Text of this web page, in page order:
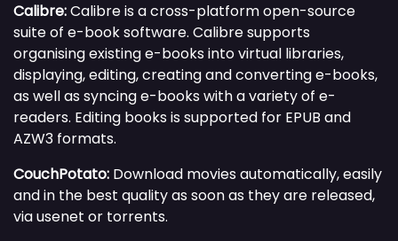
Calibre:Calibre is a cross-platform open-source
suite of e-book software. Calibre supports
organising existing e-books into virtual libraries,
displaying, editing, creating and converting e-books,
as well as syncing e-books with a variety of e-
readers. Editing books is supported for EPUB and
AZW3 formats.
CouchPotato: Download movies automatically, easily
and in the best quality as soon as they are released,
via usenet or torrents.